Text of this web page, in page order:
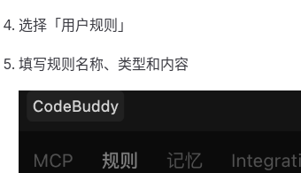
选择「用户规则」
填写规则名称、类型和内容